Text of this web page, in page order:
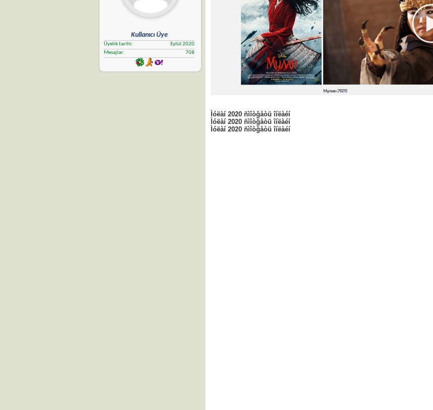
Kullanıcı Üye
Üyelik tarihi
Eylül 2020
Mesajlar
708
Ìóëàí 2020 ñìîòğåòü îíëàéí
Ìóëàí 2020 ñìîòğåòü îíëàéí
Ìóëàí 2020 ñìîòğåòü îíëàéí